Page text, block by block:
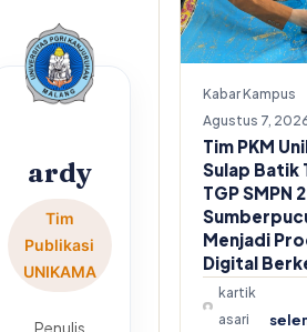
ardy
Tim
Publikasi
UNIKAMA
Penulis
Kabar Kampus
Agustus 7,
Tim PKM
Sulap Batik
TGP SMPN 2
Menjadi
Digital
kartik
asari